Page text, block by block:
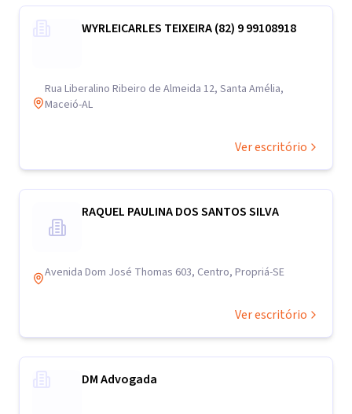
WYRLEICARLES TEIXEIRA (82) 9 99108918
Rua Liberalino Ribeiro de Almeida 12, Santa Amélia,
Maceió-AL
Ver escritório
RAQUEL PAULINA DOS SANTOS SILVA
Avenida Dom José Thomas 603, Centro, Propriá-SE
Ver escritório
DM Advogada